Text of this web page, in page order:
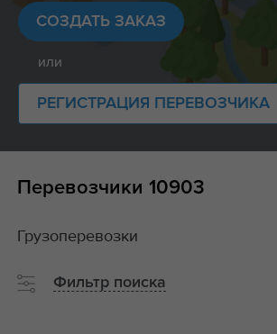
СОЗДАТЬ ЗАКАЗ
или
РЕГИСТРАЦИЯ ПЕРЕВОЗЧИКА
Перевозчики 10903
Грузоперевозки
Фильтр поиска